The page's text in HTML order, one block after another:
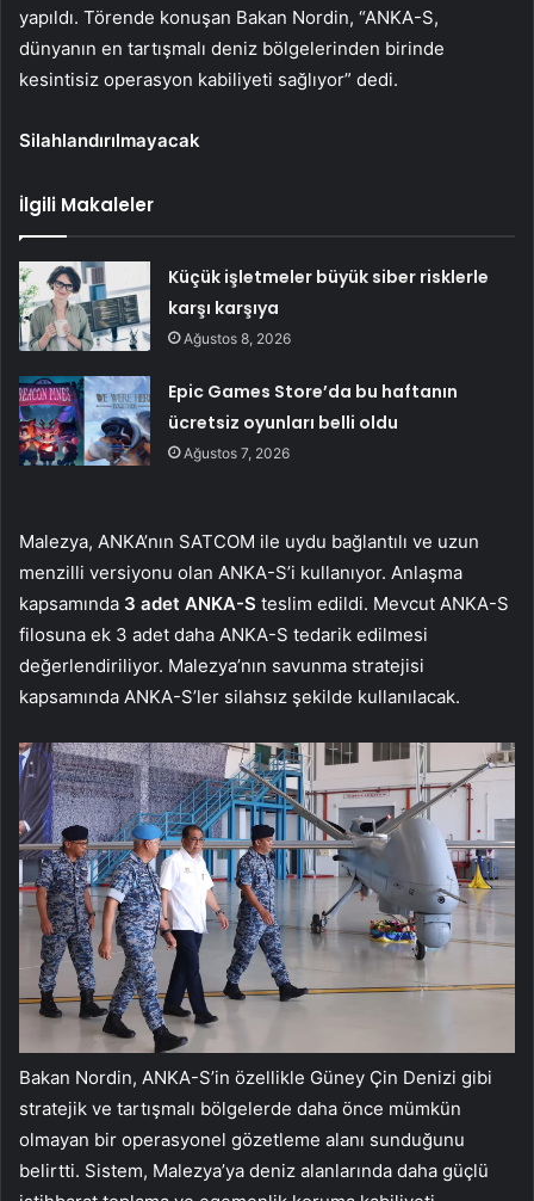
yapıldı. Törende konuşan Bakan Nordin, “ANKA-S,
dünyanın en tartışmalı deniz bölgelerinden birinde
kesintisiz operasyon kabiliyeti sağlıyor” dedi.
Silahlandırılmayacak
İlgili Makaleler
Küçük işletmeler büyük siber risklerle
karşı karşıya
Ağustos 8, 2026
Epic Games Store’da bu haftanın
ücretsiz oyunları belli oldu
Ağustos 7, 2026
Malezya, ANKA’nın SATCOM ile uydu bağlantılı ve uzun
menzilli versiyonu olan ANKA-S’i kullanıyor. Anlaşma
kapsamında 3 adet ANKA-S teslim edildi. Mevcut ANKA-S
filosuna ek 3 adet daha ANKA-S tedarik edilmesi
değerlendiriliyor. Malezya’nın savunma stratejisi
kapsamında ANKA-S’ler silahsız şekilde kullanılacak.
Bakan Nordin, ANKA-S’in özellikle Güney Çin Denizi gibi
stratejik ve tartışmalı bölgelerde daha önce mümkün
olmayan bir operasyonel gözetleme alanı sunduğunu
belirtti. Sistem, Malezya’ya deniz alanlarında daha güçlü